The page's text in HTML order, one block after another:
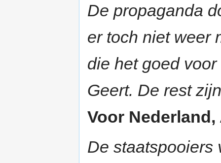
De propaganda
er toch niet weer
die het goed
Geert. De rest
Voor Nederland,
De staatspooiers